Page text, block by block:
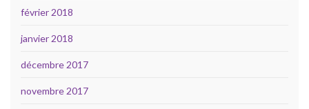
février 2018
janvier 2018
décembre 2017
novembre 2017